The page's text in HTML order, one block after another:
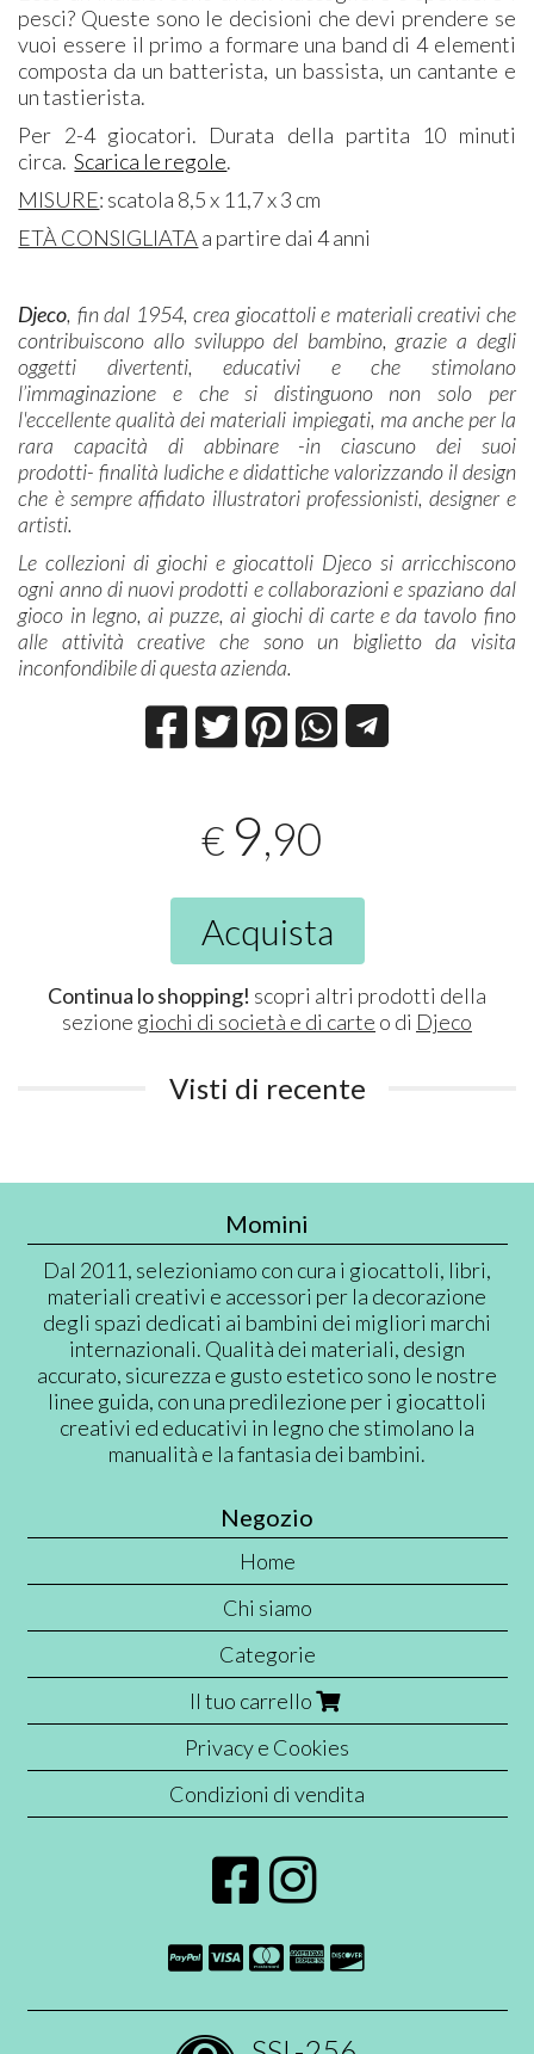
pesci? Queste sono le decisioni che devi prendere se
vuoi essere il primo a formare una band di 4 elementi
composta da un batterista, un bassista, un cantante e
un tastierista.
Per 2-4 giocatori. Durata della partita 10 minuti
circa.Scarica le regole.
MISURE: scatola 8,5 x 11,7 x 3 cm
ETÀ CONSIGLIATAa partire dai 4 anni
Djeco, fin dal 1954, crea giocattoli e materiali creativi che
contribuiscono allo sviluppo del bambino, grazie a degli
oggetti divertenti, educativi e che stimolano
l’immaginazione e che si distinguono non solo per
l'eccellente qualità dei materiali impiegati, ma anche per la
rara capacità di abbinare -in ciascuno dei suoi
prodotti- finalità ludiche e didattiche valorizzando il design
che è sempre affidato illustratori professionisti, designer e
artisti.
Le collezioni di giochi e giocattoli Djeco si arricchiscono
ogni anno di nuovi prodotti e collaborazioni e spaziano dal
gioco in legno, ai puzze, ai giochi di carte e da tavolo fino
alle attività creative che sono un biglietto da visita
inconfondibile di questa azienda.
€ 9,90
Acquista
Continua lo shopping! scopri altri prodotti della
sezione giochi di società e di carte o di Djeco
Visti di recente
Momini
Dal 2011, selezioniamo con cura i giocattoli, libri,
materiali creativi e accessori per la decorazione
degli spazi dedicati ai bambini dei migliori marchi
internazionali. Qualità dei materiali, design
accurato, sicurezza e gusto estetico sono le nostre
linee guida, con una predilezione per i giocattoli
creativi ed educativi in legno che stimolano la
manualità e la fantasia dei bambini.
Negozio
Home
Chi siamo
Categorie
Il tuo carrello
Privacy e Cookies
Condizioni di vendita